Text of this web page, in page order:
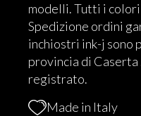
modelli. Tutti i
Spedizione ordini
inchiostri ink-j sono
provincia di Caserta
registrato.
Made in Italy